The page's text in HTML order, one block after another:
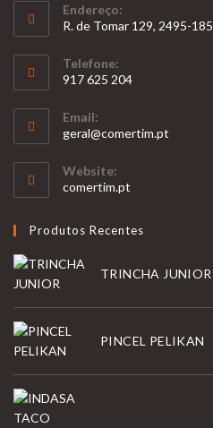
Endereço:
R. de Tomar 129, 2495-185
Telefone:
917 625 204
in
your
application
Email:
geral@comertim.pt
Website:
comertim.pt
Produtos Recentes
TRINCHA JUNIOR
PINCEL PELIKAN